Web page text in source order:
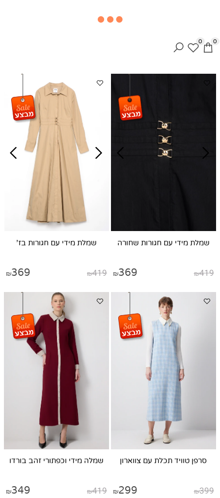
הבית
שמלות
והנקה
מבצעים
שמלה
בול!
תקנון
0
0
שמלת מידי עם חגורות שחורה
₪419
₪369
שמלת מידי עם חגורות בז'
₪419
₪369
סרפן טוויד תכלת עם צווארון
₪399
₪299
שמלה מידי וכפתורי זהב בורדו
₪419
₪349